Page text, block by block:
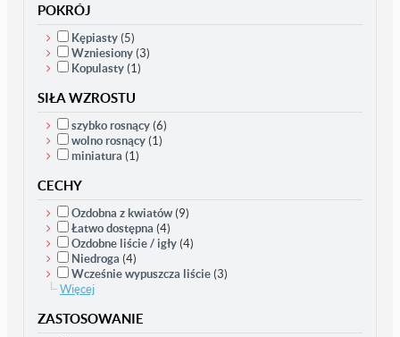
POKRÓJ
Kępiasty (5)
Wzniesiony (3)
Kopulasty (1)
SIŁA WZROSTU
szybko rosnący (6)
wolno rosnący (1)
miniatura (1)
CECHY
Ozdobna z kwiatów (9)
Łatwo dostępna (4)
Ozdobne liście / igły (4)
Niedroga (4)
Wcześnie wypuszcza liście (3)
Więcej
ZASTOSOWANIE